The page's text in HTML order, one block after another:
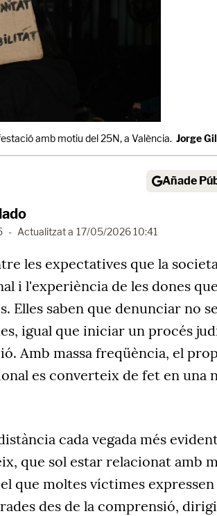
amb motiu del 25N, a València. Jorge
Añade
- Actualitzat a 17/05/2026 10:41
les expectatives que la
i l'experiència de les dones
Elles saben que denunciar no
igual que iniciar un procés
Amb massa freqüència, el
es converteix de fet en una
cada vegada més
que sol estar relacionat amb
que moltes víctimes
des de la comprensió,